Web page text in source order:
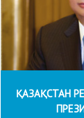
ҚАЗАҚСТАН